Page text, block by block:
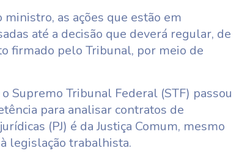
as ações que estão em
até a decisão que deverá regular, de
firmado pelo Tribunal, por meio de
Supremo Tribunal Federal (STF) passou
para analisar contratos de
(PJ) é da Justiça Comum, mesmo
legislação trabalhista.